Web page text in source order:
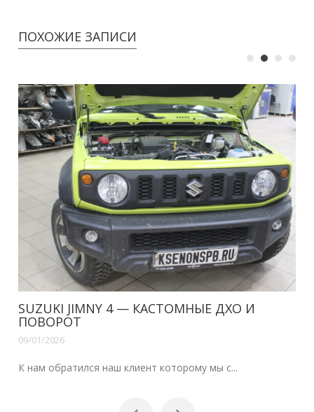
ПОХОЖИЕ ЗАПИСИ
SUZUKI JIMNY 4 — КАСТОМНЫЕ ДХО И
ПОВОРОТ
09/01/2026
К нам обратился наш клиент которому мы с...